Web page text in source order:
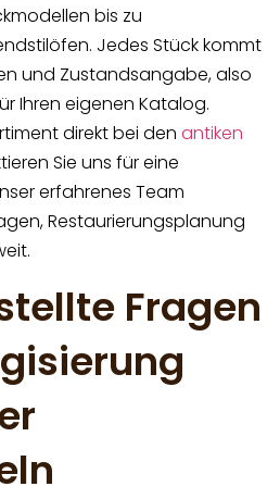
bis zu
Jedes Stück kommt
und Zustandsangabe, also
Ihren eigenen Katalog.
direkt bei den antiken
Sie uns für eine
erfahrenes Team
Restaurierungsplanung
Fragen